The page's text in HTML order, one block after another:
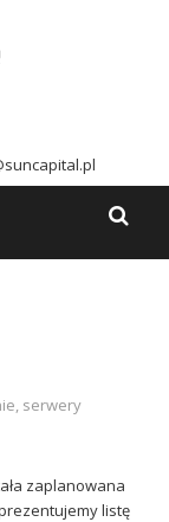
, serwery
zaplanowana
listę